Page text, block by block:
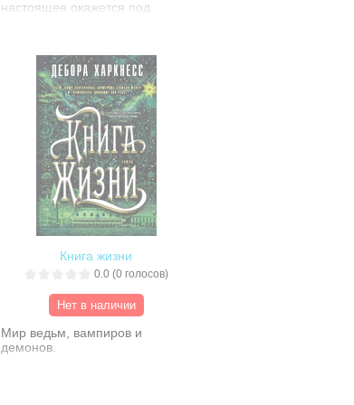
загадка в другом: неужели кто-то
волю? И зачем?
настоящее окажется под
объяснить странные вещи, что
творятся вокруг. Стоит ли
пытаться узнать правду?
Особенно если через два
месяца у тебя свадьба. И что
скрывается за этой правдой?
Ведь у каждого она своя.
Книга жизни
0.0 (0 голосов)
Нет в наличии
Мир ведьм, вампиров и
демонов.